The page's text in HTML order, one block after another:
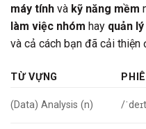
máy tính và kỹ năng mềm
làm việc nhóm hay quản
và cả cách bạn đã cải thiện
TỪ VỰNG
(Data) Analysis (n) /